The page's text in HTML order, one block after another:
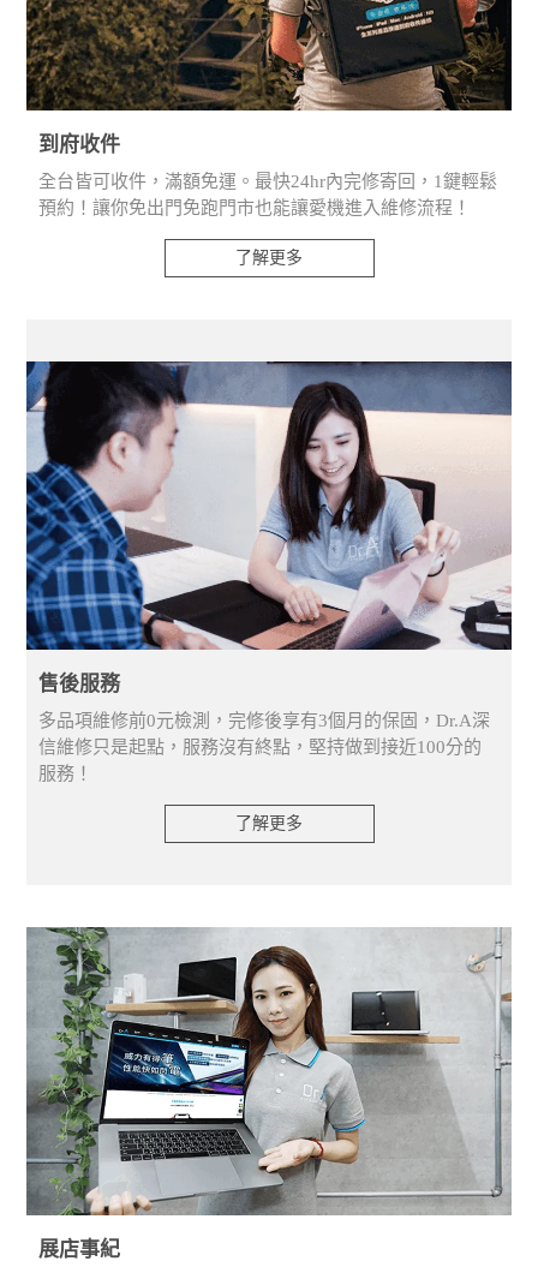
到府收件
全台皆可收件，滿額免運。最快24hr內完修寄回，1鍵輕鬆
預約！讓你免出門免跑門市也能讓愛機進入維修流程！
了解更多
售後服務
多品項維修前0元檢測，完修後享有3個月的保固，Dr.A深
信維修只是起點，服務沒有終點，堅持做到接近100分的
服務！
了解更多
展店事紀